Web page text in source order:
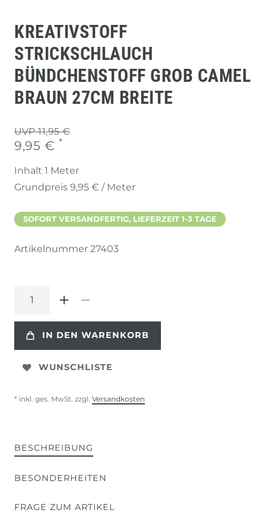
KREATIVSTOFF
STRICKSCHLAUCH
BÜNDCHENSTOFF GROB CAMEL
BRAUN 27CM BREITE
UVP 11,95 €
9,95 € *
Inhalt 1 Meter
Grundpreis 9,95 € / Meter
SOFORT VERSANDFERTIG, LIEFERZEIT 1-3 TAGE
Artikelnummer 27403
IN DEN WARENKORB
WUNSCHLISTE
* inkl. ges. MwSt. zzgl. Versandkosten
BESCHREIBUNG
BESONDERHEITEN
FRAGE ZUM ARTIKEL